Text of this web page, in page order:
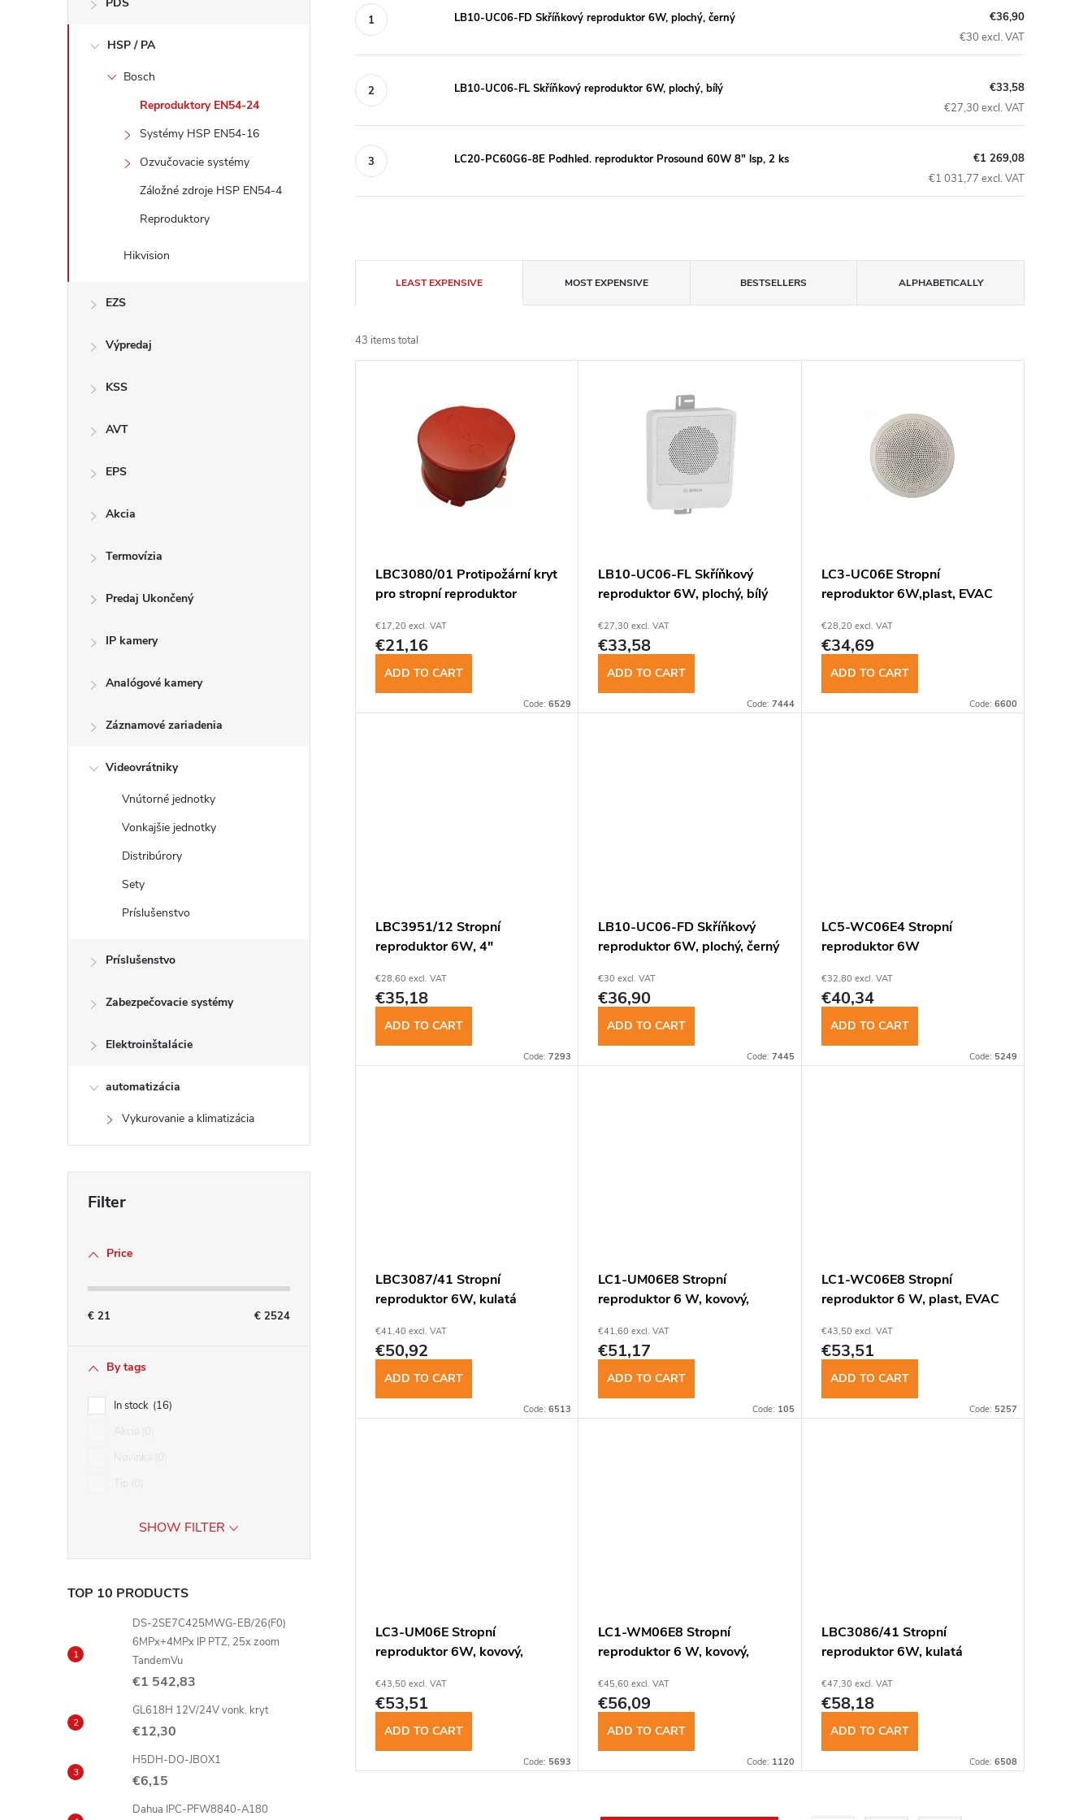
e
HSP / PA
Bosch
Reproduktory EN54-24
Systémy HSP EN54-16
Ozvučovacie systémy
Záložné zdroje HSP EN54-4
Reproduktory
Hikvision
EZS
Výpredaj
KSS
AVT
EPS
Akcia
Termovízia
Predaj Ukončený
IP kamery
Analógové kamery
Záznamové zariadenia
Videovrátniky
Vnútorné jednotky
Vonkajšie jednotky
Distribúrory
Sety
Príslušenstvo
Príslušenstvo
Zabezpečovacie systémy
Elektroinštalácie
automatizácia
Vykurovanie a klimatizácia
Price
€ 21 € 2524
By tags
In stock 16
SHOW FILTER
TOP 10 PRODUCTS
DS-2SE7C425MWG-EB/26(F0)
6MPx+4MPx IP PTZ, 25x zoom
TandemVu
€1 542,83
GL618H 12V/24V vonk. kryt
€12,30
H5DH-DO-JBOX1
€6,15
Dahua IPC-PFW8840-A180
LB10-UC06-FD Skříňkový reproduktor 6W, plochý, černý
€36,90
€30 excl. VAT
LB10-UC06-FL Skříňkový reproduktor 6W, plochý, bílý
€33,58
€27,30 excl. VAT
LC20-PC60G6-8E Podhled. reproduktor Prosound 60W 8" lsp, 2 ks
€1 269,08
€1 031,77 excl. VAT
r
o
i
LEAST EXPENSIVE MOST EXPENSIVE BESTSELLERS ALPHABETICALLY
43 items total
o
LBC3080/01 Protipožární kryt
pro stropní reproduktor
€17,20 excl. VAT
€21,16
ADD TO CART
Code:6529
LB10-UC06-FL Skříňkový
reproduktor 6W, plochý, bílý
€27,30 excl. VAT
€33,58
ADD TO CART
Code: 7444
LC3-UC06E Stropní
reproduktor 6W,plast, EVAC
€28,20 excl. VAT
€34,69
ADD TO CART
Code: 6600
LBC3951/12 Stropní
reproduktor 6W, 4"
€28,60 excl. VAT
€35,18
ADD TO CART
Code:7293
LB10-UC06-FD Skříňkový
reproduktor 6W, plochý, černý
€30 excl. VAT
€36,90
ADD TO CART
Code: 7445
LC5-WC06E4 Stropní
reproduktor 6W
€32,80 excl. VAT
€40,34
ADD TO CART
Code: 5249
LBC3087/41 Stropní
reproduktor 6W, kulatá
€41,40 excl. VAT
€50,92
ADD TO CART
Code:6513
LC1-UM06E8 Stropní
reproduktor 6 W, kovový,
€41,60 excl. VAT
€51,17
ADD TO CART
Code: 105
LC1-WC06E8 Stropní
reproduktor 6 W, plast, EVAC
€43,50 excl. VAT
€53,51
ADD TO CART
Code: 5257
LC3-UM06E Stropní
reproduktor 6W, kovový,
€43,50 excl. VAT
€53,51
ADD TO CART
Code: 5693
LC1-WM06E8 Stropní
reproduktor 6 W, kovový,
€45,60 excl. VAT
€56,09
ADD TO CART
Code: 1120
LBC3086/41 Stropní
reproduktor 6W, kulatá
€47,30 excl. VAT
€58,18
ADD TO CART
Code: 6508